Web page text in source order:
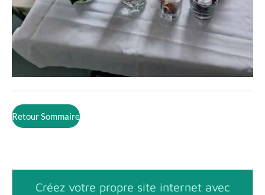
Retour Sommaire
Créez votre propre site internet avec